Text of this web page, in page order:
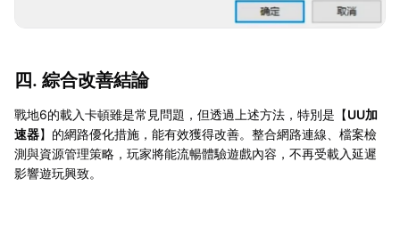
四. 綜合改善結論
戰地6的載入卡頓雖是常見問題，但透過上述方法，特別是【UU加
速器】的網路優化措施，能有效獲得改善。整合網路連線、檔案檢
測與資源管理策略，玩家將能流暢體驗遊戲內容，不再受載入延遲
影響遊玩興致。